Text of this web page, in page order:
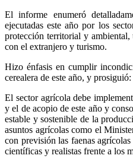
El informe enumeró
ejecutadas este año por los
protección territorial y ambiental,
con el extranjero y turismo.
Hizo énfasis en cumplir
cerealera de este año, y prosiguió:
El sector agrícola debe
y el de acopio de este año y
estable y sostenible de la
asuntos agrícolas como el
con previsión las faenas
científicas y realistas frente a los